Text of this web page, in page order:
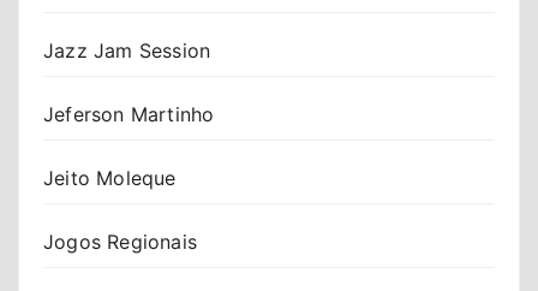
Jazz Jam Session
Jeferson Martinho
Jeito Moleque
Jogos Regionais